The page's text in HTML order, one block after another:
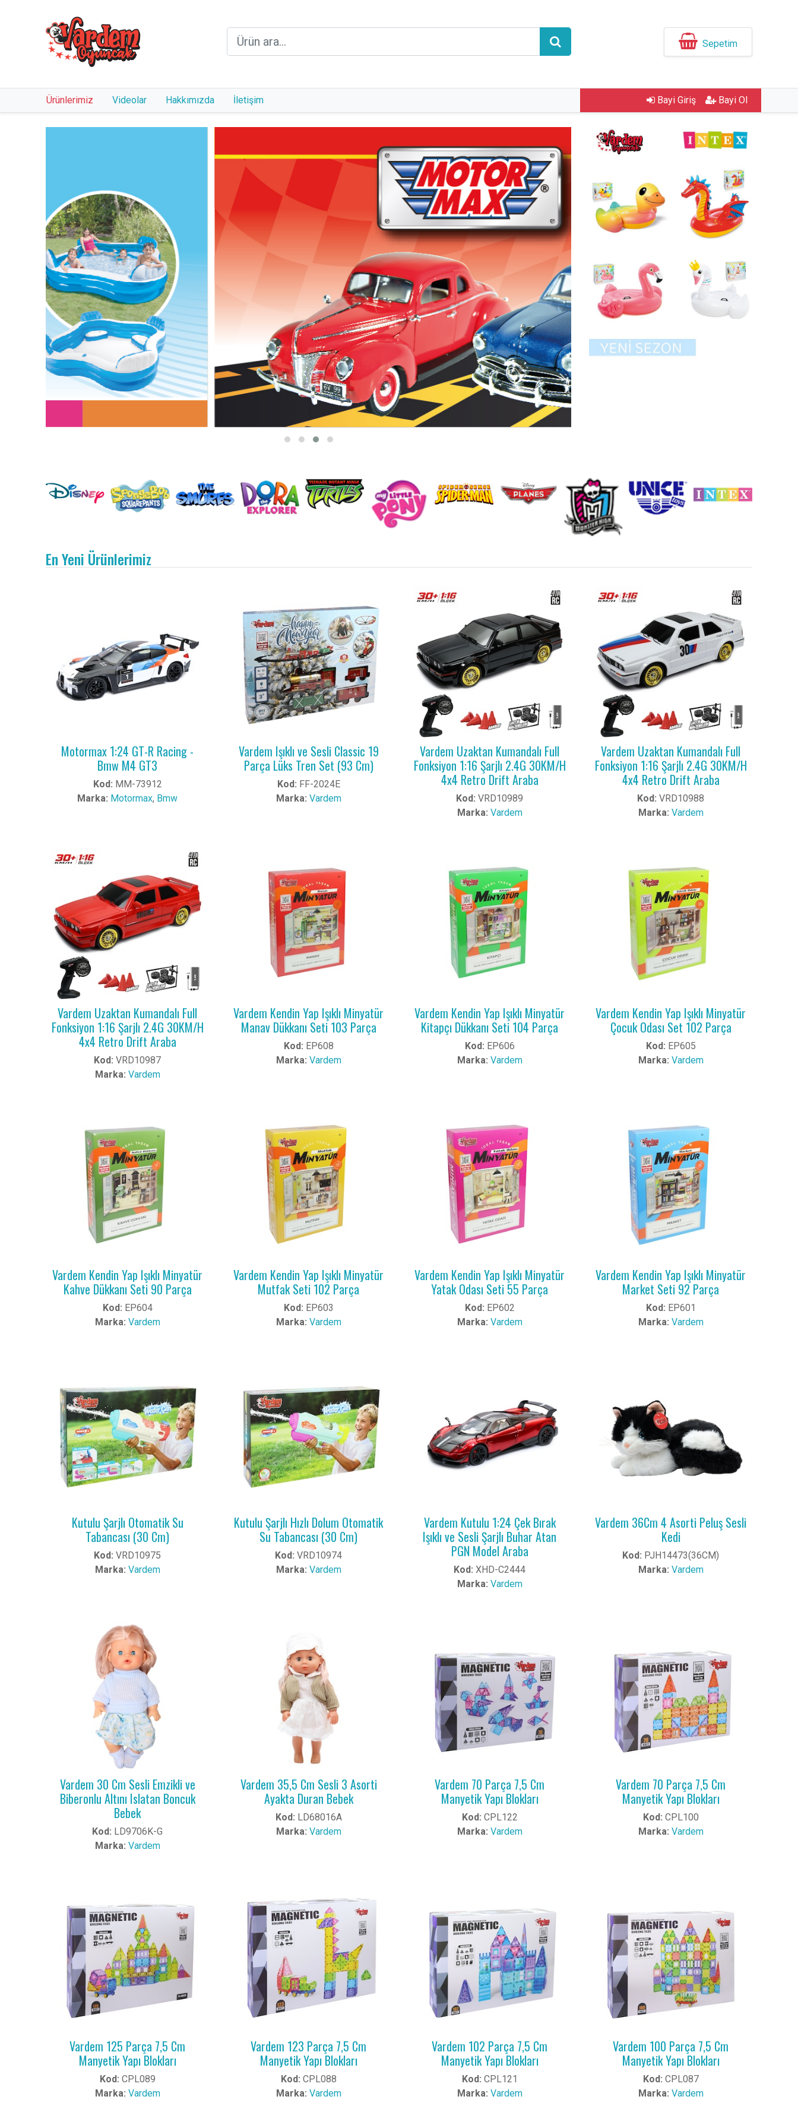
Sepetim
Ürünlerimiz Videolar Hakkımızda İletişim Bayi Giriş Bayi Ol
En Yeni Ürünlerimiz
Motormax 1:24 GT-R Racing -
Bmw M4 GT3
Kod: MM-73912
Marka: Motormax, Bmw
Vardem Işıklı ve Sesli Classic 19
Parça Lüks Tren Set (93 Cm)
Kod: FF-2024E
Marka: Vardem
Vardem Uzaktan Kumandalı Full
Fonksiyon 1:16 Şarjlı 2.4G 30KM/H
4x4 Retro Drift Araba
Kod: VRD10989
Marka: Vardem
Vardem Uzaktan Kumandalı Full
Fonksiyon 1:16 Şarjlı 2.4G 30KM/H
4x4 Retro Drift Araba
Kod: VRD10988
Marka: Vardem
Vardem Uzaktan Kumandalı Full
Fonksiyon 1:16 Şarjlı 2.4G 30KM/H
4x4 Retro Drift Araba
Kod: VRD10987
Marka: Vardem
Vardem Kendin Yap Işıklı Minyatür
Manav Dükkanı Seti 103 Parça
Kod: EP608
Marka: Vardem
Vardem Kendin Yap Işıklı Minyatür
Kitapçı Dükkanı Seti 104 Parça
Kod: EP606
Marka: Vardem
Vardem Kendin Yap Işıklı Minyatür
Çocuk Odası Set 102 Parça
Kod: EP605
Marka: Vardem
Vardem Kendin Yap Işıklı Minyatür
Kahve Dükkanı Seti 90 Parça
Kod: EP604
Marka: Vardem
Vardem Kendin Yap Işıklı Minyatür
Mutfak Seti 102 Parça
Kod: EP603
Marka: Vardem
Vardem Kendin Yap Işıklı Minyatür
Yatak Odası Seti 55 Parça
Kod: EP602
Marka: Vardem
Vardem Kendin Yap Işıklı Minyatür
Market Seti 92 Parça
Kod: EP601
Marka: Vardem
Kutulu Şarjlı Otomatik Su
Tabancası (30 Cm)
Kod: VRD10975
Marka: Vardem
Kutulu Şarjlı Hızlı Dolum Otomatik
Su Tabancası (30 Cm)
Kod: VRD10974
Marka: Vardem
Vardem Kutulu 1:24 Çek Bırak
Işıklı ve Sesli Şarjlı Buhar Atan
PGN Model Araba
Kod: XHD-C2444
Marka: Vardem
Vardem 36Cm 4 Asorti Peluş Sesli
Kedi
Kod: PJH14473(36CM)
Marka: Vardem
Vardem 30 Cm Sesli Emzikli ve
Biberonlu Altını Islatan Boncuk
Bebek
Kod: LD9706K-G
Marka: Vardem
Vardem 35,5 Cm Sesli 3 Asorti
Ayakta Duran Bebek
Kod: LD68016A
Marka: Vardem
Vardem 70 Parça 7,5 Cm
Manyetik Yapı Blokları
Kod: CPL122
Marka: Vardem
Vardem 70 Parça 7,5 Cm
Manyetik Yapı Blokları
Kod: CPL100
Marka: Vardem
Vardem 125 Parça 7,5 Cm
Manyetik Yapı Blokları
Kod: CPL089
Marka: Vardem
Vardem 123 Parça 7,5 Cm
Manyetik Yapı Blokları
Kod: CPL088
Marka: Vardem
Vardem 102 Parça 7,5 Cm
Manyetik Yapı Blokları
Kod: CPL121
Marka: Vardem
Vardem 100 Parça 7,5 Cm
Manyetik Yapı Blokları
Kod: CPL087
Marka: Vardem